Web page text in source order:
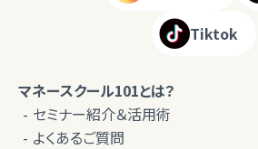
Tiktok
マネースクール101とは？
セミナー紹介＆活用術
よくあるご質問